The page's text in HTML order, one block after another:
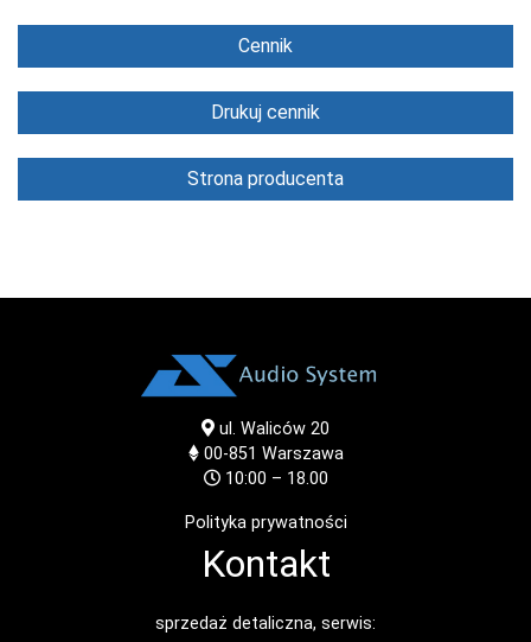
Cennik
Drukuj cennik
Strona producenta
ul. Waliców 20
00-851 Warszawa
10:00 – 18.00
Polityka prywatności
Kontakt
sprzedaż detaliczna, serwis: